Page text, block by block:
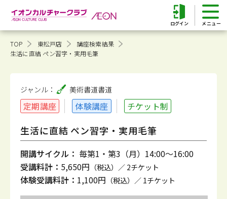
ログイン
TOP 東松戸店
講座検索結果
生活に直結 ペン習字・実用毛筆
ジャンル： 美術書道書道
定期講座 体験講座 チケット制
生活に直結 ペン習字・実用毛筆
開講サイクル： 毎第1・第3（月）14:00～16:00
受講料計： 5,650円 （税込）／ 2チケット
体験受講料計： 1,100円 （税込）／ 1チケット